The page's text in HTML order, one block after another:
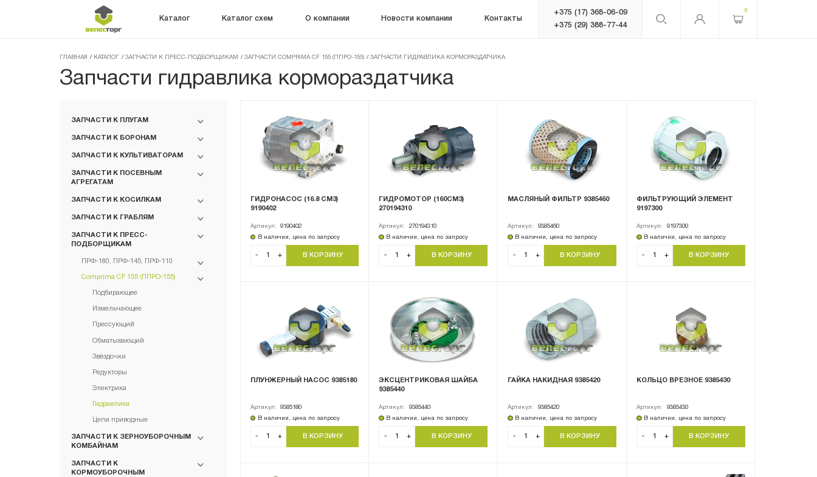
Каталог Каталог схем О компании Новости компании Контакты
+375 (17) 368-06-09
+375 (29) 388-77-44
0
ГЛАВНАЯ / КАТАЛОГ / ЗАПЧАСТИ К ПРЕСС-ПОДБОРЩИКАМ / ЗАПЧАСТИ COMPRIMA CF 155 (ППРО-155) / ЗАПЧАСТИ ГИДРАВЛИКА КОРМОРАЗДАТЧИКА
Запчасти гидравлика кормораздатчика
ЗАПЧАСТИ К ПЛУГАМ
ЗАПЧАСТИ К БОРОНАМ
ЗАПЧАСТИ К КУЛЬТИВАТОРАМ
ЗАПЧАСТИ К ПОСЕВНЫМ
АГРЕГАТАМ
ЗАПЧАСТИ К КОСИЛКАМ
ЗАПЧАСТИ К ГРАБЛЯМ
ЗАПЧАСТИ К ПРЕСС-
ПОДБОРЩИКАМ
ПРФ-180, ПРФ-145, ПРФ-110
Comprima CF 155 (ППРО-155)
Подбирающее
Измельчающее
Прессующий
Обматывающий
Звёздочки
Редукторы
Электрика
Гидравлика
Цепи приводные
ЗАПЧАСТИ К ЗЕРНОУБОРОЧНЫМ
КОМБАЙНАМ
ЗАПЧАСТИ К
КОРМОУБОРОЧНЫМ
ГИДРОНАСОС (16.8 СМ3)
9190402
Артикул:
9190402
В наличии, цена по запросу
- +
ГИДРОМОТОР (160СМ3)
270194310
Артикул:
270194310
В наличии, цена по запросу
- +
МАСЛЯНЫЙ ФИЛЬТР 9385460
Артикул:
9385460
В наличии, цена по запросу
- +
ФИЛЬТРУЮЩИЙ ЭЛЕМЕНТ
9197300
Артикул:
9197300
В наличии, цена по запросу
- +
ПЛУНЖЕРНЫЙ НАСОС 9385180
Артикул:
9385180
В наличии, цена по запросу
- +
ЭКСЦЕНТРИКОВАЯ ШАЙБА
9385440
Артикул:
9385440
В наличии, цена по запросу
- +
ГАЙКА НАКИДНАЯ 9385420
Артикул:
9385420
В наличии, цена по запросу
- +
КОЛЬЦО ВРЕЗНОЕ 9385430
Артикул:
9385430
В наличии, цена по запросу
- +